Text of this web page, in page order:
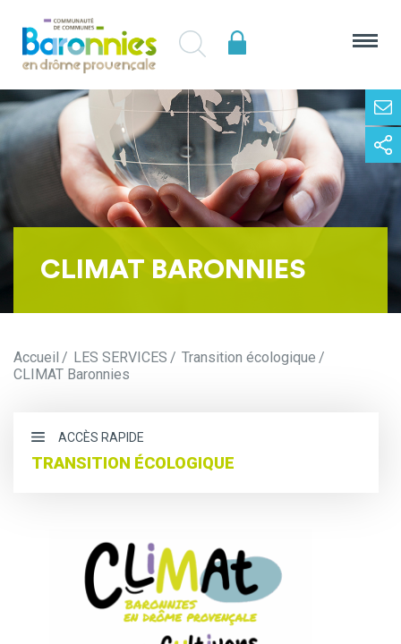
CLIMAT BARONNIES
Accueil LES SERVICES
Transition écologique
CLIMAT Baronnies
ACCÈS RAPIDE
TRANSITION ÉCOLOGIQUE
La stratégie Mobilité